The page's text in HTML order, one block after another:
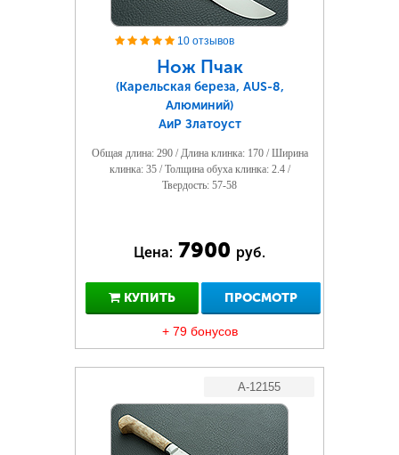
10 отзывов
Нож Пчак
(Карельская береза, AUS-8,
Алюминий)
АиР Златоуст
Общая длина: 290 / Длина клинка: 170 / Ширина
клинка: 35 / Толщина обуха клинка: 2.4 /
Твердость: 57-58
Цена: 7900 руб.
КУПИТЬ ПРОСМОТР
+ 79 бонусов
A-12155